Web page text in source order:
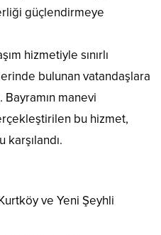
güçlendirmeye
hizmetiyle sınırlı
bulunan vatandaşlara
manevi
bu hizmet,
karşılandı.
ve Yeni Şeyhli